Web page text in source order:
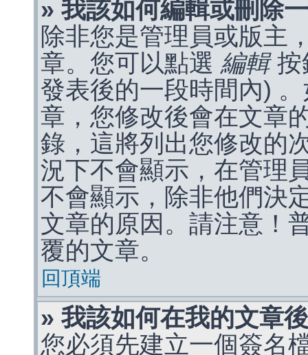
» 我該如何編輯或刪除
除非您是管理員或版主
章。您可以點選 編輯按
發表後的一段時間內)
章，您修改後會在文章
錄，這將列出您修改的
況下不會顯示，在管理
不會顯示，除非他們決
文章的原因。請注意！
覆的文章。
回頂端
» 我該如何在我的文章
您必須先建立一個簽名